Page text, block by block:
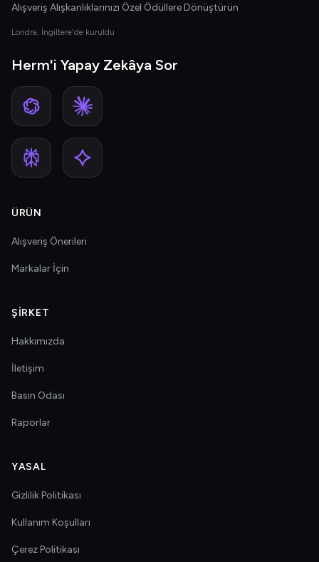
Alışveriş Alışkanlıklarınızı Özel Ödüllere Dönüştürün
Londra, İngiltere'de kuruldu
Herm'i Yapay Zekâya Sor
ÜRÜN
Alışveriş Önerileri
Markalar İçin
ŞIRKET
Hakkımızda
İletişim
Basın Odası
Raporlar
YASAL
Gizlilik Politikası
Kullanım Koşulları
Çerez Politikası